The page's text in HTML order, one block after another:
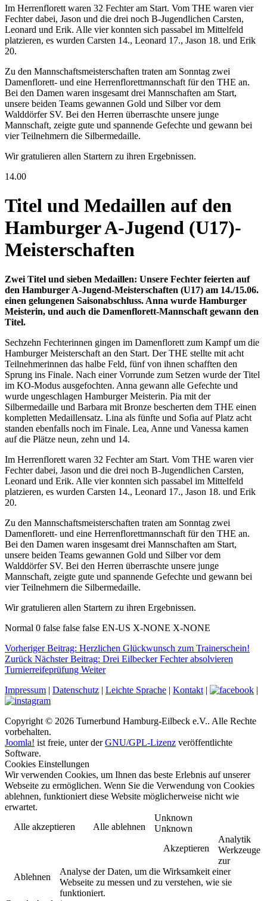
Im Herrenflorett waren 32 Fechter am Start. Vom THE waren vier
Fechter dabei, Jason und die drei noch B-Jugendlichen Carsten,
Leonard und Erik. Alle vier konnten sich passabel im Mittelfeld
platzieren, es wurden Carsten 14., Leonard 17., Jason 18. und Erik
20.
Zu den Mannschaftsmeisterschaften traten am Sonntag zwei
Damenflorett- und eine Herrenflorettmannschaft für den THE an.
Bei den Damen waren insgesamt drei Mannschaften am Start,
unsere beiden Teams gewannen Gold und Silber vor dem
Walddörfer SV. Bei den Herren überraschte unsere junge
Mannschaft, zeigte gute und spannende Gefechte und gewann bei
vier Teilnehmern die Silbermedaille.
Wir gratulieren allen Startern zu ihren Ergebnissen.
14.00
Titel und Medaillen auf den
Hamburger A-Jugend (U17)-
Meisterschaften
Zwei Titel und sieben Medaillen: Unsere Fechter feierten auf
den Hamburger A-Jugend-Meisterschaften (U17) am 14./15.06.
einen gelungenen Saisonabschluss. Anna wurde Hamburger
Meisterin, und auch die Damenflorett-Mannschaft gewann den
Titel.
Sechzehn Fechterinnen gingen im Damenflorett zum Kampf um die
Hamburger Meisterschaft an den Start. Der THE stellte mit acht
Teilnehmerinnen das halbe Feld, fünf von ihnen schafften den
Sprung ins Finale. Nach einer Vorrunde zum Setzen wurde der Titel
im KO-Modus ausgefochten. Anna gewann alle Gefechte und
wurde ungeschlagen Hamburger Meisterin. Pia mit der
Silbermedaille und Barbara mit Bronze bescherten dem THE einen
kompletten Medaillensatz. Lina als fünfte und Sofia auf Platz acht
standen ebenfalls noch im Finale. Lea, Anne und Vanessa kamen
auf die Plätze neun, zehn und 14.
Im Herrenflorett waren 32 Fechter am Start. Vom THE waren vier
Fechter dabei, Jason und die drei noch B-Jugendlichen Carsten,
Leonard und Erik. Alle vier konnten sich passabel im Mittelfeld
platzieren, es wurden Carsten 14., Leonard 17., Jason 18. und Erik
20.
Zu den Mannschaftsmeisterschaften traten am Sonntag zwei
Damenflorett- und eine Herrenflorettmannschaft für den THE an.
Bei den Damen waren insgesamt drei Mannschaften am Start,
unsere beiden Teams gewannen Gold und Silber vor dem
Walddörfer SV. Bei den Herren überraschte unsere junge
Mannschaft, zeigte gute und spannende Gefechte und gewann bei
vier Teilnehmern die Silbermedaille.
Wir gratulieren allen Startern zu ihren Ergebnissen.
Normal 0 false false false EN-US X-NONE X-NONE
Vorheriger Beitrag: Herzlichen Glückwunsch zum Trainerschein!
Zurück Nächster Beitrag: Drei Eilbecker Fechter absolvieren
Turnierreifeprüfung Weiter
Impressum | Datenschutz | Leichte Sprache | Kontakt | |
Copyright © 2026 Turnerbund Hamburg-Eilbeck e.V.. Alle Rechte
vorbehalten.
Joomla! ist freie, unter derGNU/GPL-Lizenz veröffentlichte
Software.
Cookies Einstellungen
Wir verwenden Cookies, um Ihnen das beste Erlebnis auf unserer
Webseite zu ermöglichen. Wenn Sie die Verwendung von Cookies
ablehnen, funktioniert diese Website möglicherweise nicht wie
erwartet.
Alle akzeptieren
Alle ablehnen
Unknown
Unknown
Akzeptieren
Ablehnen
Analytik
Werkzeuge
zur
Analyse der Daten, um die Wirksamkeit einer
Webseite zu messen und zu verstehen, wie sie
funktioniert.